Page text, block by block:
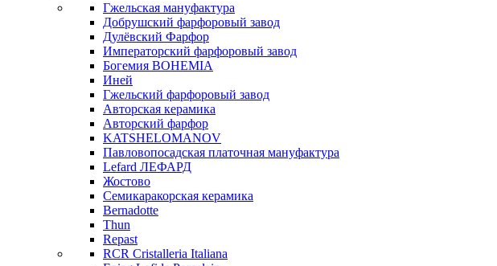
Гжельская мануфактура
Добрушский фарфоровый завод
Дулёвский Фарфор
Императорский фарфоровый завод
Богемия BOHEMIA
Иней
Гжельский фарфоровый завод
Авторская керамика
Авторский фарфор
KATSHELOMANOV
Павловопосадская платочная мануфактура
Lefard ЛЕФАРД
Жостово
Семикаракорская керамика
Bernadotte
Thun
Repast
RCR Cristalleria Italiana